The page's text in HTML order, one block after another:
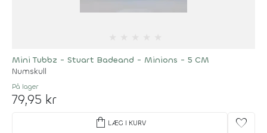
Mini Tubbz - Stuart Badeand - Minions - 5 CM
Numskull
På lager
79,95 kr
shopping_bag LÆG I KURV favorite